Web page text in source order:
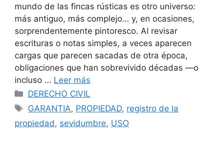
mundo de las fincas rústicas es otro universo:
más antiguo, más complejo… y, en ocasiones,
sorprendentemente pintoresco. Al revisar
escrituras o notas simples, a veces aparecen
cargas que parecen sacadas de otra época,
obligaciones que han sobrevivido décadas —o
incluso … Leer más
Categorías
DERECHO CIVIL
Etiquetas
GARANTIA, PROPIEDAD, registro de la
propiedad , sevidumbre, USO